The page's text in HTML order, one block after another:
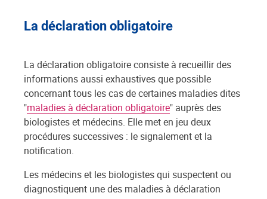
La déclaration obligatoire
La déclaration obligatoire consiste à recueillir des
informations aussi exhaustives que possible
concernant tous les cas de certaines maladies dites
"maladies à déclaration obligatoire" auprès des
biologistes et médecins. Elle met en jeu deux
procédures successives : le signalement et la
notification.
Les médecins et les biologistes qui suspectent ou
diagnostiquent une des maladies à déclaration